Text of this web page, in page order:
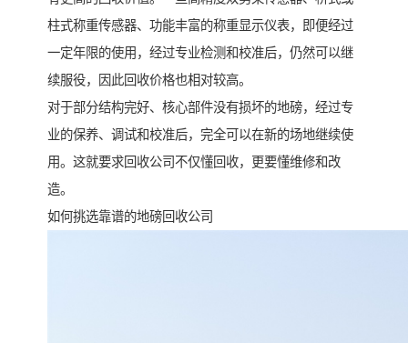
柱式称重传感器、功能丰富的称重显示仪表，即便经过
一定年限的使用，经过专业检测和校准后，仍然可以继
续服役，因此回收价格也相对较高。
对于部分结构完好、核心部件没有损坏的地磅，经过专
业的保养、调试和校准后，完全可以在新的场地继续使
用。这就要求回收公司不仅懂回收，更要懂维修和改
造。
如何挑选靠谱的地磅回收公司